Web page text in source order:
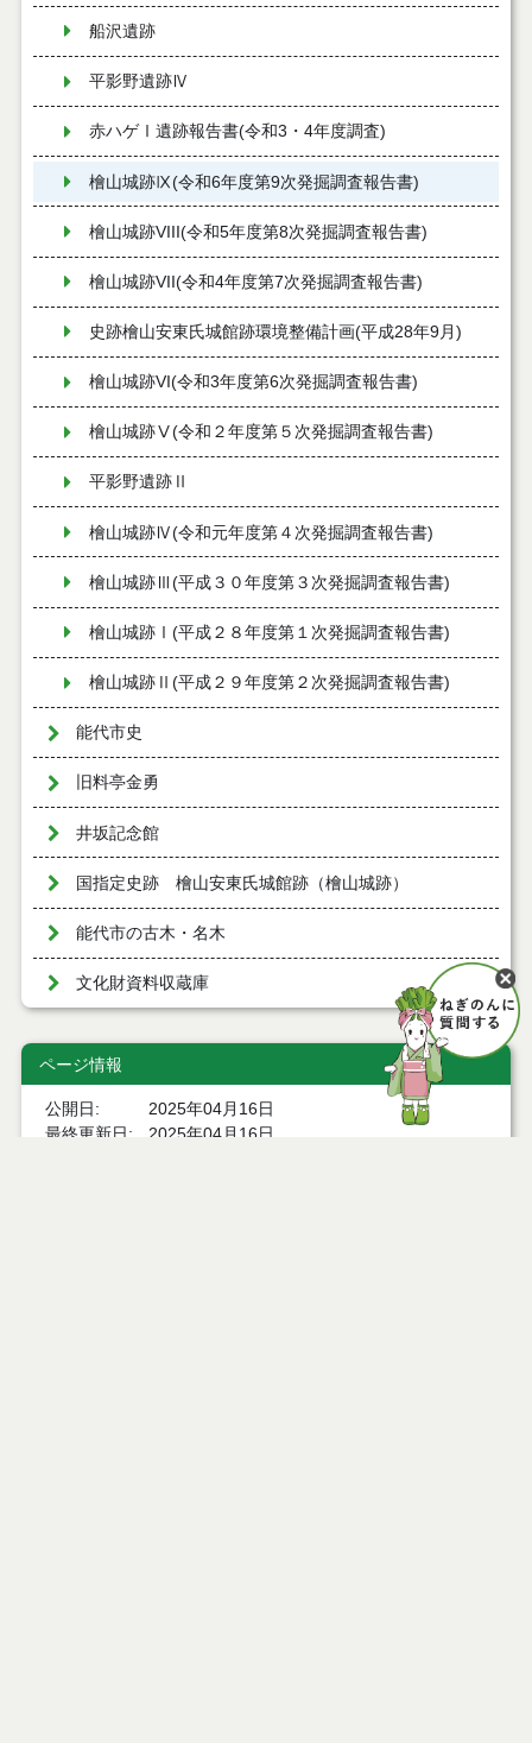
船沢遺跡
平影野遺跡Ⅳ
赤ハゲⅠ遺跡報告書(令和3・4年度調査)
檜山城跡Ⅸ(令和6年度第9次発掘調査報告書)
檜山城跡VIII(令和5年度第8次発掘調査報告書)
檜山城跡VII(令和4年度第7次発掘調査報告書)
史跡檜山安東氏城館跡環境整備計画(平成28年9月)
檜山城跡VI(令和3年度第6次発掘調査報告書)
檜山城跡Ⅴ(令和２年度第５次発掘調査報告書)
平影野遺跡Ⅱ
檜山城跡Ⅳ(令和元年度第４次発掘調査報告書)
檜山城跡Ⅲ(平成３０年度第３次発掘調査報告書)
檜山城跡Ⅰ(平成２８年度第１次発掘調査報告書)
檜山城跡Ⅱ(平成２９年度第２次発掘調査報告書)
能代市史
旧料亭金勇
井坂記念館
国指定史跡 檜山安東氏城館跡（檜山城跡）
能代市の古木・名木
文化財資料収蔵庫
ページ情報
公開日
2025年04月16日
最終更新日
2025年04月16日